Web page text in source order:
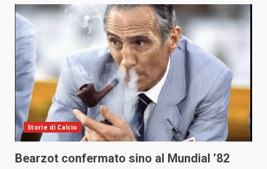
Storie di Calcio
Bearzot confermato sino al Mundial ’82